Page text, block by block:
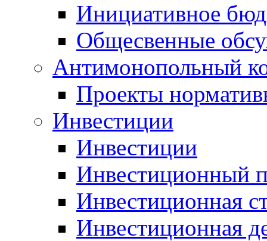
Инициативное
Общесвенные
Антимонопольный
Проекты
Инвестиции
Инвестиции
Инвестиционный
Инвестиционная
Инвестиционная